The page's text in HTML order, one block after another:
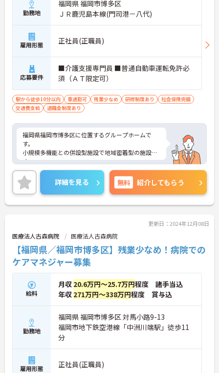
勤務地
福岡県 福岡市博多区
ＪＲ鹿児島本線(門司港－八代)
雇用形態 正社員(正職員)
応募要件
■介護支援専門員 ■普通自動車運転免許必
須（ＡＴ限定可）
駅から徒歩10分以内 車通勤可 残業少なめ 研修制度あり
社会保険完備
交通費支給
退職金制度あり
福岡県福岡市博多区に位置するグループホームで
す。
小規模多機能との併設型施設で地域密着型の施設で
す。
研修が充実しており、スタッフみんなでスキルアッ
プをめざし、また新人さんのサポートも積極的に行
っています。
医療法人が母体ですので、医療面が充実し安心して
働けます。
詳細をお話しいたしますのでお気軽にご相談くださ
詳細を見る 無料 紹介してもらう
更新日：2024年12月08日
医療法人古森病院 医療法人古森病院
【福岡県／福岡市博多区】残業少なめ！病院での
ケアマネジャー募集
給料
月収 20.6万円～25.7万円程度 諸手当込
年収 271万円～338万円程度 賞与込
勤務地
福岡県 福岡市博多区 対馬小路9-13
福岡市地下鉄空港線「中洲川端駅」徒歩11
分
雇用形態 正社員(正職員)